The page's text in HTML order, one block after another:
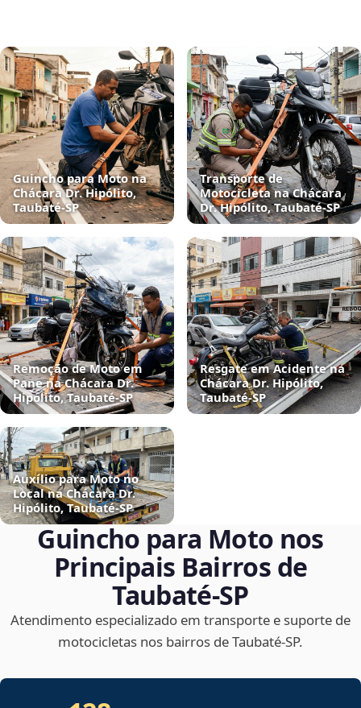
Guincho para Moto na
Chácara Dr. Hipólito,
Taubaté‑SP
Transporte de
Motocicleta na Chácara
Dr. Hipólito, Taubaté‑SP
Remoção de Moto em
Pane na Chácara Dr.
Hipólito, Taubaté‑SP
Resgate em Acidente na
Chácara Dr. Hipólito,
Taubaté‑SP
Auxílio para Moto no
Local na Chácara Dr.
Hipólito, Taubaté‑SP
Guincho para Moto nos
Principais Bairros de
Taubaté‑SP
Atendimento especializado em transporte e suporte de
motocicletas nos bairros de Taubaté‑SP.